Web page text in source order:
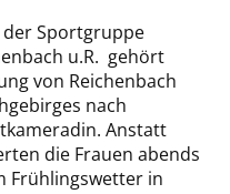
Sportgruppe
u.R. gehört
von Reichenbach
nach
Anstatt
die Frauen abends
Frühlingswetter in